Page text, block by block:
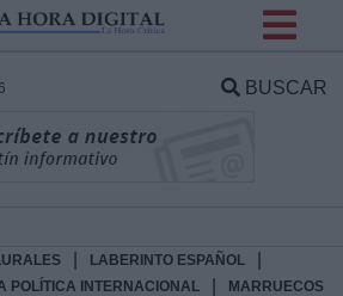
BUSCAR
LABERINTO ESPAÑOL
POLÍTICA INTERNACIONAL MARRUECOS